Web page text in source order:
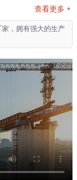
查看更多 +
，拥有强大的生产